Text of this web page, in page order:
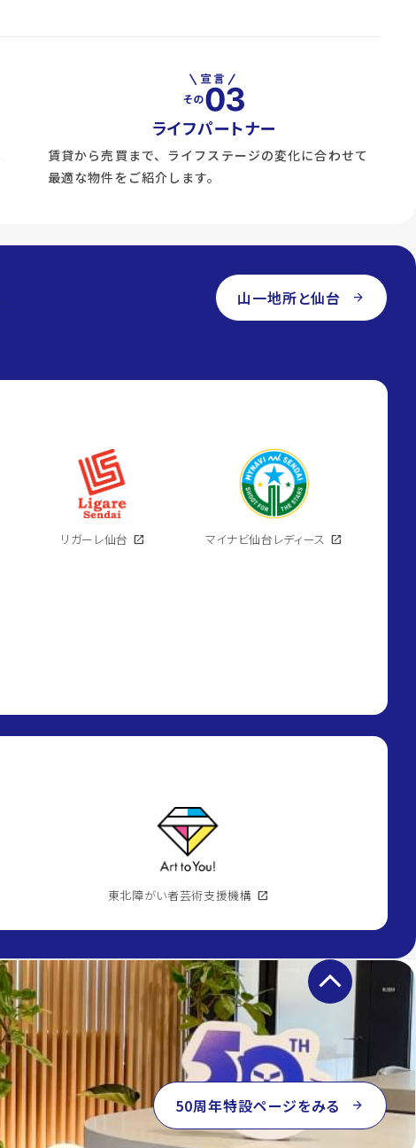
ライフパートナー
賃貸から売買まで、ライフステージの変化に合わせて
最適な物件をご紹介します。
山一地所と仙台 arrow_forward
リガーレ仙台 open_in_new マイナビ仙台レディース open_in_new
東北障がい者芸術支援機構 open_in_new
keyboard_arrow_up
50周年特設ページをみる arrow_forward